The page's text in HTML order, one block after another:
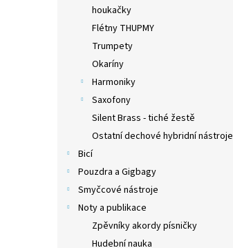
houkačky
Flétny THUPMY
Trumpety
Okaríny
Harmoniky
Saxofony
Silent Brass - tiché žestě
Ostatní dechové hybridní nástroje
Bicí
Pouzdra a Gigbagy
Smyčcové nástroje
Noty a publikace
Zpěvníky akordy písničky
Hudební nauka